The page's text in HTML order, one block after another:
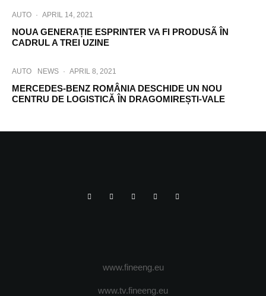
AUTO · APRIL 14, 2021
NOUA GENERAȚIE ESPRINTER VA FI PRODUSÃ ÎN
CADRUL A TREI UZINE
AUTO NEWS · APRIL 8, 2021
MERCEDES-BENZ ROMÂNIA DESCHIDE UN NOU
CENTRU DE LOGISTICĂ ÎN DRAGOMIREȘTI-VALE
www.fineeng.eu
www.tv.fineeng.eu